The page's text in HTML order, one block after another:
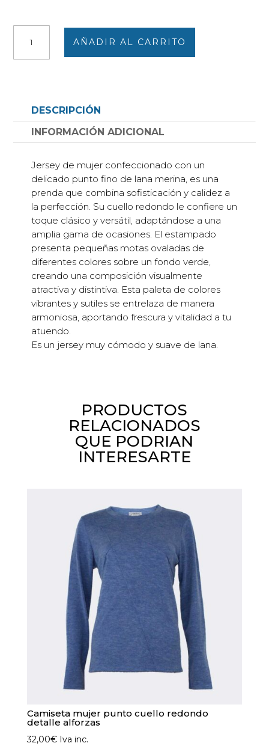
mujer
punto
merina
cuello
redondo,
cantidad
AÑADIR AL CARRITO
DESCRIPCIÓN
INFORMACIÓN ADICIONAL
Jersey de mujer confeccionado con un
delicado punto fino de lana merina, es una
prenda que combina sofisticación y calidez a
la perfección. Su cuello redondo le confiere un
toque clásico y versátil, adaptándose a una
amplia gama de ocasiones. El estampado
presenta pequeñas motas ovaladas de
diferentes colores sobre un fondo verde,
creando una composición visualmente
atractiva y distintiva. Esta paleta de colores
vibrantes y sutiles se entrelaza de manera
armoniosa, aportando frescura y vitalidad a tu
atuendo.
Es un jersey muy cómodo y suave de lana.
PRODUCTOS
RELACIONADOS
QUE PODRIAN
INTERESARTE
Camiseta mujer punto cuello redondo
detalle alforzas
32,00€ Iva inc.